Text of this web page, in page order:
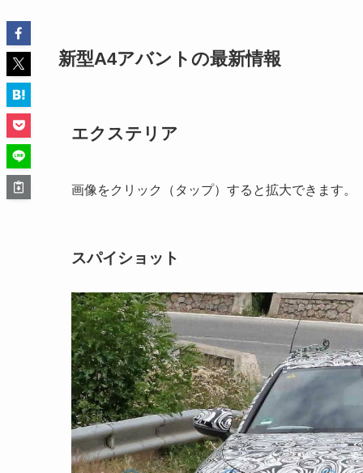
新型A4アバントの最新情報
エクステリア
画像をクリック（タップ）すると拡大できます。
スパイショット